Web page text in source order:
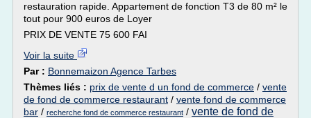
restauration rapide. Appartement de fonction T3 de 80 m² le
tout pour 900 euros de Loyer
PRIX DE VENTE 75 600 FAI
Voir la suite
Par : Bonnemaizon Agence Tarbes
Thèmes liés : prix de vente d un fond de commerce / vente
de fond de commerce restaurant / vente fond de commerce
bar / recherche fond de commerce restaurant / vente de fond de